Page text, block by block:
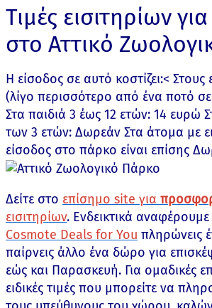
Τιμές εισιτηρίων
στο Αττικό
Η είσοδος σε αυτό κοστίζει:< Στους
(λίγο περισσότερο από ένα ποτό
Στα παιδιά 3 έως 12 ετών: 14 ευρώ
των 3 ετών: Δωρεάν Στα άτομα με
είσοδος στο πάρκο είναι επίσης
Δείτε στο επίσημο site για
εισιτηρίων. Ενδεικτικά αναφέρουμε
Cosmote Deals for You πληρώνεις
παίρνεις άλλο ένα δώρο για
εώς και Παρασκευή. Για ομαδικές
ειδικές τιμές που μπορείτε να